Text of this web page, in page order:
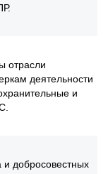
отрасли
деятельности
и
и добросовестных